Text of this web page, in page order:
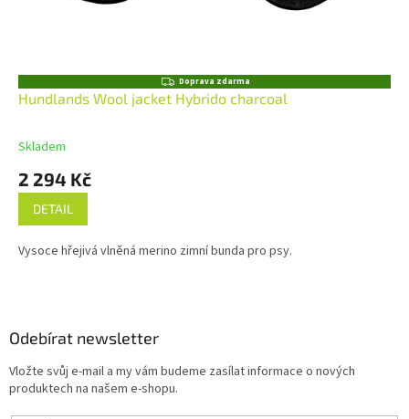
Z
D
A
Doprava zdarma
Hundlands Wool jacket Hybrido charcoal
Skladem
2 294 Kč
DETAIL
Vysoce hřejivá vlněná merino zimní bunda pro psy.
Odebírat newsletter
Vložte svůj e-mail a my vám budeme zasílat informace o nových
produktech na našem e-shopu.